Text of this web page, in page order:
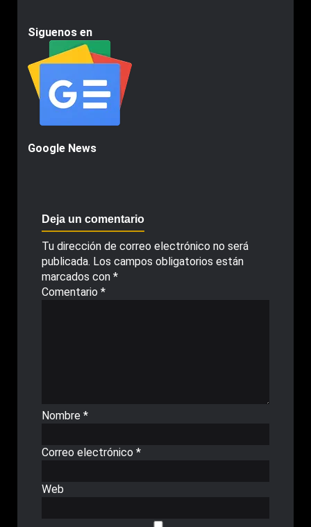
Siguenos en
Google News
Deja un comentario
Tu dirección de correo electrónico no será
publicada. Los campos obligatorios están
marcados con *
Comentario *
Nombre *
Correo electrónico *
Web